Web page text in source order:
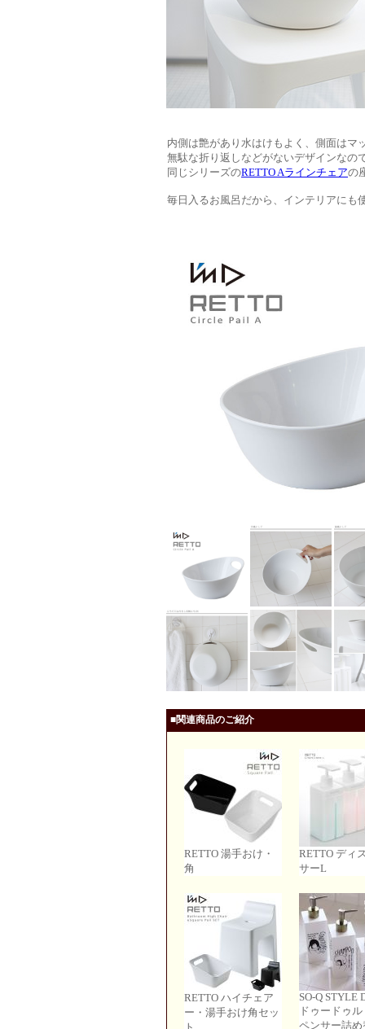
内側は艶があり水はけもよく、側面はマ
無駄な折り返しなどがないデザインなの
同じシリーズのRETTO Aラインチェアの
毎日入るお風呂だから、インテリアにも
■関連商品のご紹介
RETTO 湯手おけ・
角
RETTO ディ
サーL
RETTO ハイチェア
ー・湯手おけ角セッ
SO-Q STYLE
ドゥードゥ
ペンサー詰め